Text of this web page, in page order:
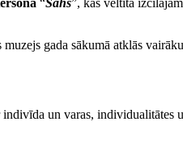
“Šahs”, kas veltīta
gada sākumā atklās
un varas, individualitātes